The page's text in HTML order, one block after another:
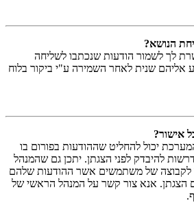
הנושא?
לך לשמור הודעות שנכתבו לשליחה
אליהם שנית לאחר השמירה ע"י ביקור בלוח
אישור?
יכול להחליט שההודעות בפורום בו
להיבדק לפני הצגתן. יתכן גם שהמנהל
לקבוצה של משתמשים אשר ההודעות שלהם
הצגתן. אנא צור קשר על המנהל הראשי של